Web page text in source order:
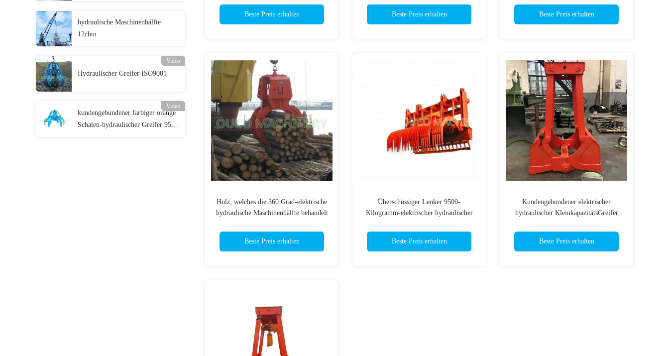
hydraulische Maschinenhälfte
12cbm
Video
Hydraulischer Greifer ISO9001
Video
kundengebundener farbiger orange
Schalen-hydraulischer Greifer 9500
Beste Preis erhalten Beste Preis erhalten Beste Preis erhalten
Holz, welches die 360 Grad-elektrische
hydraulische Maschinenhälfte behandelt
Beste Preis erhalten
Überschüssiger Lenker 9500-
Kilogramm-elektrischer hydraulischer
Beste Preis erhalten
Kundengebundener elektrischer
hydraulischer KleinkapazitätsGreifer
Beste Preis erhalten